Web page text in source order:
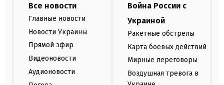
Все новости
Главные новости
Новости Украины
Прямой эфир
Видеоновости
Аудионовости
Война России с
Украиной
Ракетные обстрелы
Карта боевых действий
Мирные переговоры
Воздушная тревога в